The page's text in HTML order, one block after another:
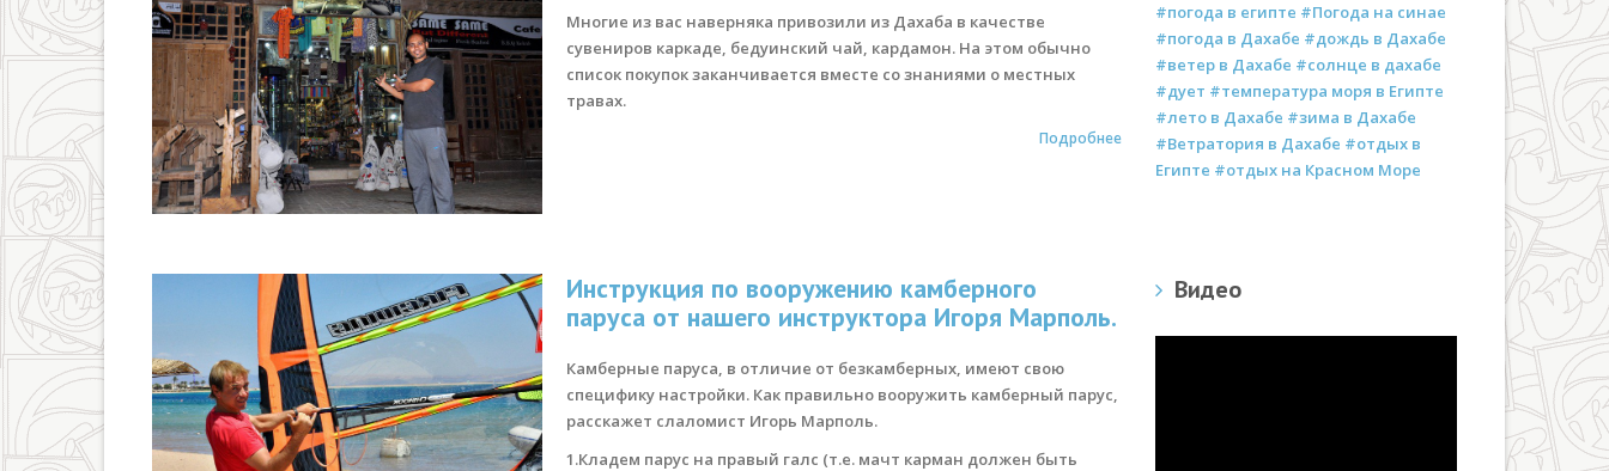
Многие из вас наверняка привозили из Дахаба в качестве
сувениров каркаде, бедуинский чай, кардамон. На этом обычно
список покупок заканчивается вместе со знаниями о местных
травах.
Подробнее
Инструкция по вооружению камберного
паруса от нашего инструктора Игоря Марполь.
Камберные паруса, в отличие от безкамберных, имеют свою
специфику настройки. Как правильно вооружить камберный парус,
расскажет слаломист Игорь Марполь.
1.Кладем парус на правый галс (т.е. мачт карман должен быть
#погода в египте #Погода на синае
#погода в Дахабе #дождь в Дахабе
#ветер в Дахабе #солнце в дахабе
#дует #температура моря в Египте
#лето в Дахабе #зима в Дахабе
#Ветратория в Дахабе #отдых в
Египте #отдых на Красном Море
Видео